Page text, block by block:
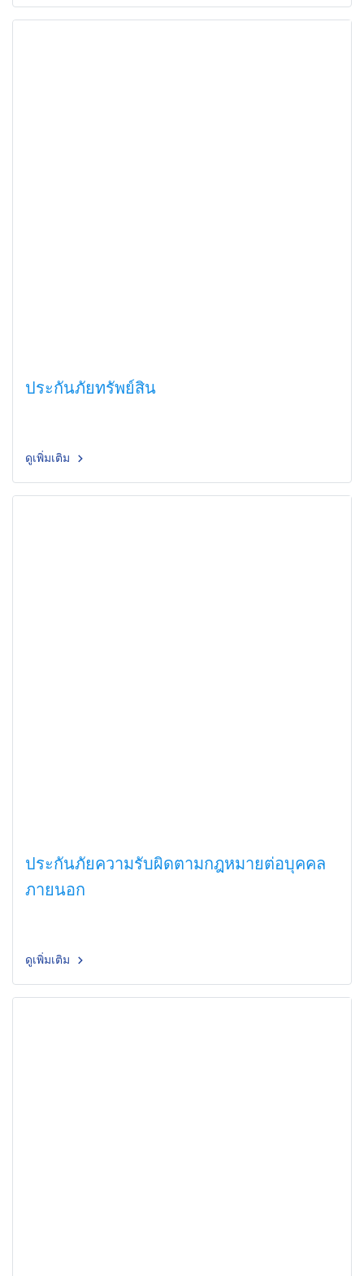
ประกันภัยทรัพย์สิน
ดูเพิ่มเติม
ประกันภัยความรับผิดตามกฎหมายต่อบุคคล
ภายนอก
ดูเพิ่มเติม